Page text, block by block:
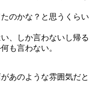
のかな？と思うくらい
、しか言わないし帰る
も言わない。
あのような雰囲気だと